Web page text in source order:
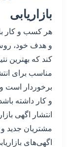
بازاریابی
هر کسب و کار
و هدف خود،
کند که بهترین
مناسب برای
برخوردار است
و کار داشته
انتشار اگهی
مشتریان
اگهی‌های